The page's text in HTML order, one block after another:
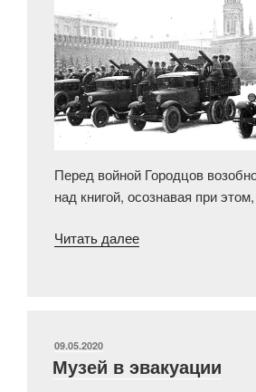
Перед войной Городцов
над книгой, осознавая при
Читать далее«Жизнь
в
ОПУБЛИКОВАНО
09.05.2020
Музей в эвакуации